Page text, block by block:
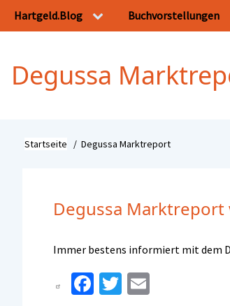
Direkt
Hauptnavigation
Hartgeld.Blog Buchvorstellungen
Degussa
Pfadnavigation
Startseite Degussa Marktreport
Degussa Marktreport
Immer bestens informiert mit dem
Fa T